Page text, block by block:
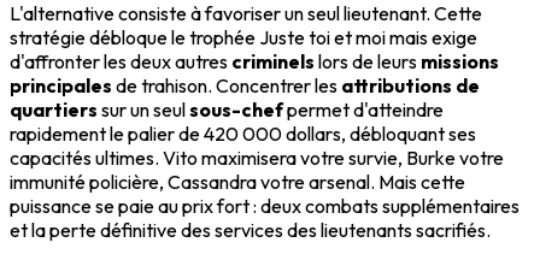
L'alternative consiste à favoriser un seul lieutenant. Cette
stratégie débloque le trophée Juste toi et moi mais exige
d'affronter les deux autres criminels lors de leurs missions
principales de trahison. Concentrer les attributions de
quartiers sur un seulsous-chefpermet d'atteindre
rapidement le palier de 420 000 dollars, débloquant ses
capacités ultimes. Vito maximisera votre survie, Burke votre
immunité policière, Cassandra votre arsenal. Mais cette
puissance se paie au prix fort : deux combats supplémentaires
et la perte définitive des services des lieutenants sacrifiés.